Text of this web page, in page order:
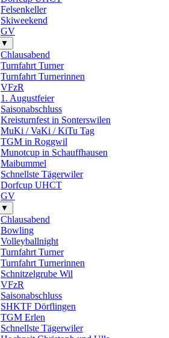
Felsenkeller
Skiweekend
GV
▼
Chlausabend
Turnfahrt Turner
Turnfahrt Turnerinnen
VFzR
1. Augustfeier
Saisonabschluss
Kreisturnfest in Sonterswilen
MuKi / VaKi / KiTu Tag
TGM in Roggwil
Munotcup in Schauffhausen
Maibummel
Schnellste Tägerwiler
Dorfcup UHCT
GV
▼
Chlausabend
Bowling
Volleyballnight
Turnfahrt Turner
Turnfahrt Turnerinnen
Schnitzelgrube Wil
VFzR
Saisonabschluss
SHKTF Dörflingen
TGM Erlen
Schnellste Tägerwiler